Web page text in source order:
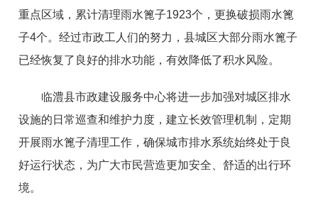
重点区域，累计清理雨水篦子1923个，更换破损雨水篦
子4个。经过市政工人们的努力，县城区大部分雨水篦子
已经恢复了良好的排水功能，有效降低了积水风险。
临澧县市政建设服务中心将进一步加强对城区排水
设施的日常巡查和维护力度，建立长效管理机制，定期
开展雨水篦子清理工作，确保城市排水系统始终处于良
好运行状态，为广大市民营造更加安全、舒适的出行环
境。